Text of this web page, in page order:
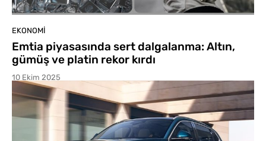
EKONOMI
Emtia piyasasında sert dalgalanma: Altın,
gümüş ve platin rekor kırdı
10 Ekim 2025